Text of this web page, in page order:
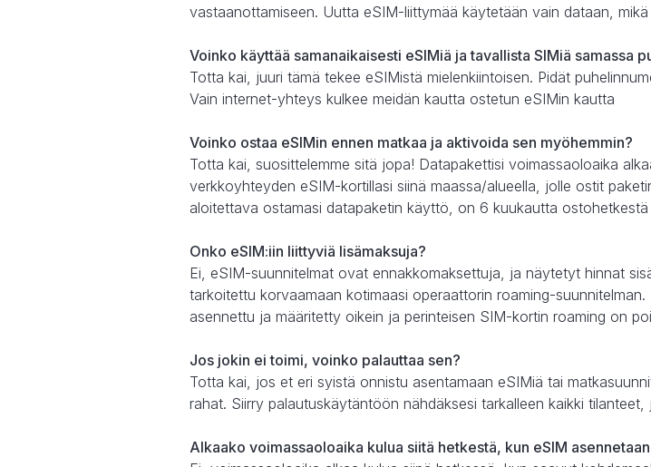
vastaanottamiseen. Uutta eSIM-liittymää käytetään vain dataan,
Voinko käyttää samanaikaisesti eSIMiä ja tavallista SIMiä samassa
Totta kai, juuri tämä tekee eSIMistä mielenkiintoisen. Pidät
Vain internet-yhteys kulkee meidän kautta ostetun eSIMin kautta
Voinko ostaa eSIMin ennen matkaa ja aktivoida sen myöhemmin?
Totta kai, suosittelemme sitä jopa! Datapakettisi voimassaoloaika
verkkoyhteyden eSIM-kortillasi siinä maassa/alueella, jolle ostit
aloitettava ostamasi datapaketin käyttö, on 6 kuukautta ostohetkestä
Onko eSIM:iin liittyviä lisämaksuja?
Ei, eSIM-suunnitelmat ovat ennakkomaksettuja, ja näytetyt hinnat
tarkoitettu korvaamaan kotimaasi operaattorin roaming-
asennettu ja määritetty oikein ja perinteisen SIM-kortin roaming on
Jos jokin ei toimi, voinko palauttaa sen?
Totta kai, jos et eri syistä onnistu asentamaan eSIMiä tai
rahat. Siirry palautuskäytäntöön nähdäksesi tarkalleen kaikki
Alkaako voimassaoloaika kulua siitä hetkestä, kun eSIM